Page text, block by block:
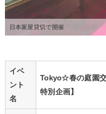
日本家屋貸切で開催
イベ
ント
名
Tokyo☆春の庭園
特別企画】